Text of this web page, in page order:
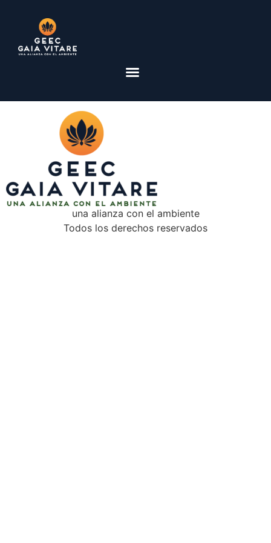
una alianza con el ambiente
Todos los derechos reservados